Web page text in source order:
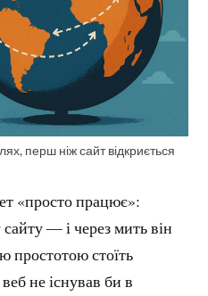
перш ніж сайт відкриється
«просто працює»:
— і через мить він
простотою стоїть
не існував би в